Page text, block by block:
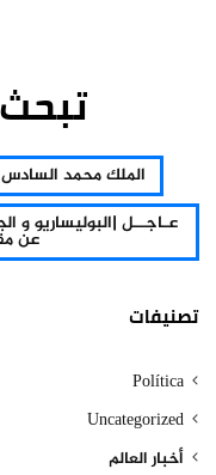
الملك محمد
عـاجــل |البوليساريو
عن
تصنيفات
Política
Uncategorized
أخبار العالم